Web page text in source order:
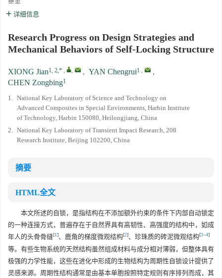
详细信息
Research Progress on Design Strategies and
Mechanical Behaviors of Self-Locking Structure
XIONG Jian1, 2,* , , , YAN Chengrui1 ,
,
CHEN Zongbing1
1. National Key Laboratory of Science and Technology on
Advanced Composites in Special Environments, Harbin Institute
of Technology, Harbin 150080, Heilongjiang, China
2. National Key Laboratory of Transient Impact Research, 208
Research Institute, Beijing 102200, China
摘要
HTML全文
本文所述的自锁，是指结构在不添加额外约束的条件下内部自动锁定
的一种连接方式，普遍存在于自然界具有高韧性、高强度的结构中，如成
年人的头骨骨缝[1]、鹿角的梯度微观结构[2]、珍珠质的砖泥微观结构[3–4]
等。有些生物系统的天然结构虽然组成材料与成分相对薄弱，但整体具有
极强的力学性能，这些在进化中形成的生物结构为周期性自锁设计提供了
灵感来源。周期性结构通常是由基本单胞按照特定规则有序排列而成，其